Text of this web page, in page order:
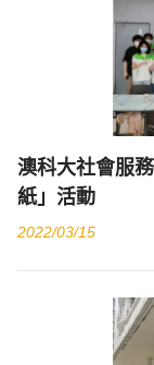
澳科大社會服
紙」活動
2022/03/15